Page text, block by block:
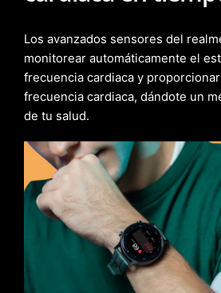
Los avanzados sensores del
monitorear automáticamente el
frecuencia cardiaca y
frecuencia cardiaca, dándote un
de tu salud.